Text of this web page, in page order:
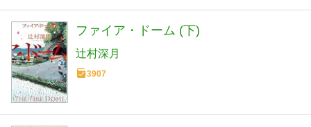
ファイア・ドーム (下)
辻村深月
3907